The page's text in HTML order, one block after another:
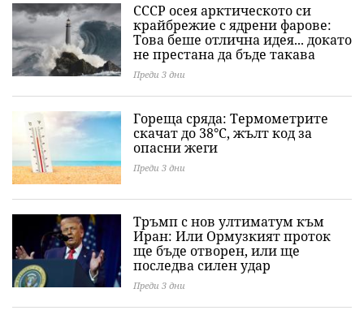
СССР осея арктическото си
крайбрежие с ядрени фарове:
Това беше отлична идея... докато
не престана да бъде такава
Преди 3 дни
Гореща сряда: Термометрите
скачат до 38°C, жълт код за
опасни жеги
Преди 3 дни
Тръмп с нов ултиматум към
Иран: Или Ормузкият проток
ще бъде отворен, или ще
последва силен удар
Преди 3 дни